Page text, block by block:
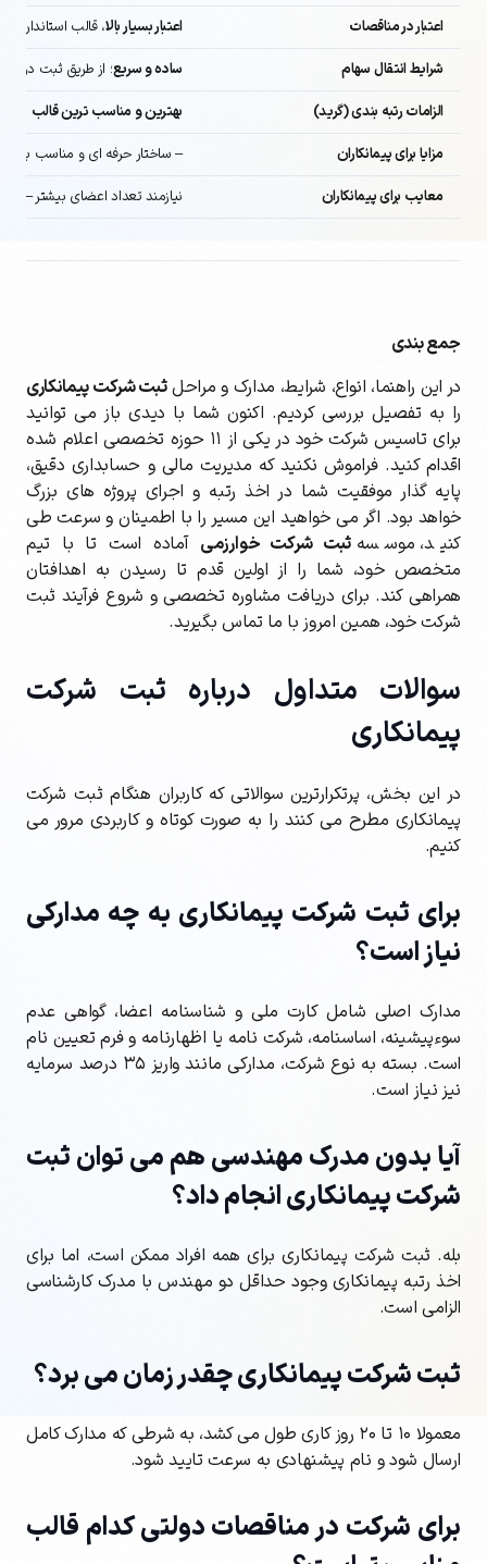
اعتبار در مناقصات
اعتبار بسیار بالا، قالب استاندارد
شرایط انتقال سهام
ساده و سریع؛ از طریق ثبت در
الزامات رتبه بندی (گرید)
بهترین و مناسب ترین قالب
مزایا برای پیمانکاران
– ساختار حرفه ای و مناسب برای
معایب برای پیمانکاران
نیازمند تعداد اعضای بیشتر –
جمع بندی
در این راهنما، انواع، شرایط، مدارک و مراحلثبت شرکت پیمانکاری
را به تفصیل بررسی کردیم. اکنون شما با دیدی باز می توانید
برای تاسیس شرکت خود در یکی از ۱۱ حوزه تخصصی اعلام شده
اقدام کنید. فراموش نکنید که مدیریت مالی و حسابداری دقیق،
پایه گذار موفقیت شما در اخذ رتبه و اجرای پروژه های بزرگ
خواهد بود. اگر می خواهید این مسیر را با اطمینان و سرعت طی
کنید، موسسه ثبت شرکت خوارزمی آماده است تا با تیم
متخصص خود، شما را از اولین قدم تا رسیدن به اهدافتان
همراهی کند. برای دریافت مشاوره تخصصی و شروع فرآیند ثبت
شرکت خود، همین امروز با ما تماس بگیرید.
سوالات متداول درباره ثبت شرکت
پیمانکاری
در این بخش، پرتکرارترین سوالاتی که کاربران هنگام ثبت شرکت
پیمانکاری مطرح می کنند را به صورت کوتاه و کاربردی مرور می
کنیم.
برای ثبت شرکت پیمانکاری به چه مدارکی
نیاز است؟
مدارک اصلی شامل کارت ملی و شناسنامه اعضا، گواهی عدم
سوءپیشینه، اساسنامه، شرکت نامه یا اظهارنامه و فرم تعیین نام
است. بسته به نوع شرکت، مدارکی مانند واریز ۳۵ درصد سرمایه
نیز نیاز است.
آیا بدون مدرک مهندسی هم می توان ثبت
شرکت پیمانکاری انجام داد؟
بله. ثبت شرکت پیمانکاری برای همه افراد ممکن است، اما برای
اخذ رتبه پیمانکاری وجود حداقل دو مهندس با مدرک کارشناسی
الزامی است.
ثبت شرکت پیمانکاری چقدر زمان می برد؟
معمولا ۱۰ تا ۲۰ روز کاری طول می کشد، به شرطی که مدارک کامل
ارسال شود و نام پیشنهادی به سرعت تایید شود.
برای شرکت در مناقصات دولتی کدام قالب